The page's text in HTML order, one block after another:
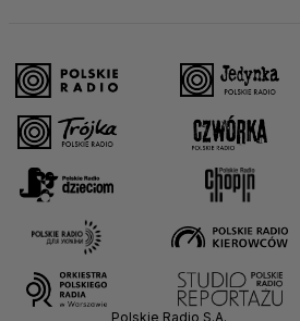
Polskie Radio S.A.